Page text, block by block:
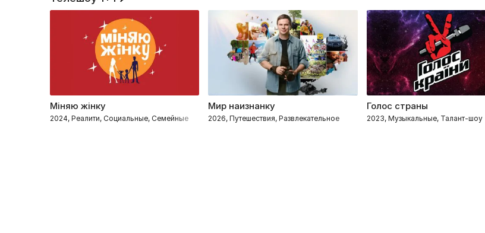
Міняю жінку
2024, Реалити, Социальные, Семейные
Мир наизнанку
2026, Путешествия, Развлекательное
Голос страны
2023, Музыкальные, Талант-шоу